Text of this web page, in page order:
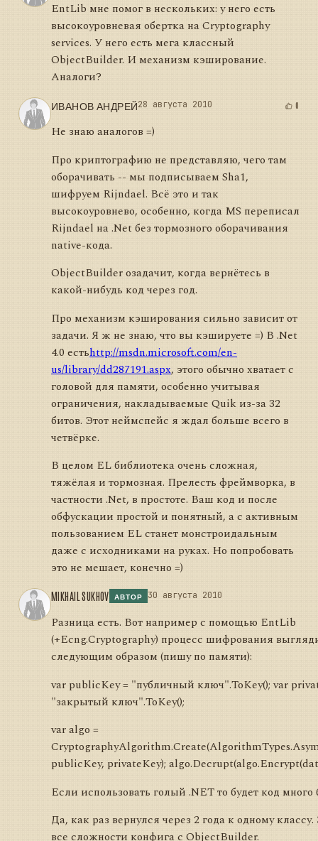
EntLib мне помог в нескольких: у него есть
высокоуровневая обертка на Cryptography
services. У него есть мега классный
ObjectBuilder. И механизм кэширование.
Аналоги?
ИВАНОВ АНДРЕЙ28 августа 2010 0
Не знаю аналогов =)
Про криптографию не представляю, чего там
оборачивать -- мы подписываем Sha1,
шифруем Rijndael. Всё это и так
высокоуровнево, особенно, когда MS переписал
Rijndael на .Net без тормозного оборачивания
native-кода.
ObjectBuilder озадачит, когда вернётесь в
какой-нибудь код через год.
Про механизм кэширования сильно зависит от
задачи. Я ж не знаю, что вы кэшируете =) В .Net
4.0 естьhttp://msdn.microsoft.com/en-
us/library/dd287191.aspx, этого обычно хватает с
головой для памяти, особенно учитывая
ограничения, накладываемые Quik из-за 32
битов. Этот неймспейс я ждал больше всего в
четвёрке.
В целом EL библиотека очень сложная,
тяжёлая и тормозная. Прелесть фреймворка, в
частности .Net, в простоте. Ваш код и после
обфускации простой и понятный, а с активным
пользованием EL станет монстроидальным
даже с исходниками на руках. Но попробовать
это не мешает, конечно =)
MIKHAIL SUKHOV АВТОР 30 августа 2010
Разница есть. Вот например с помощью EntLib
(+Ecng.Cryptography) процесс шифрования
следующим образом (пишу по памяти):
var publicKey = "публичный ключ".ToKey(); var
"закрытый ключ".ToKey();
var algo =
publicKey, privateKey);
Если использовать голый .NET то будет код много
Да, как раз вернулся через 2 года к одному
все сложности конфига с ObjectBuilder.